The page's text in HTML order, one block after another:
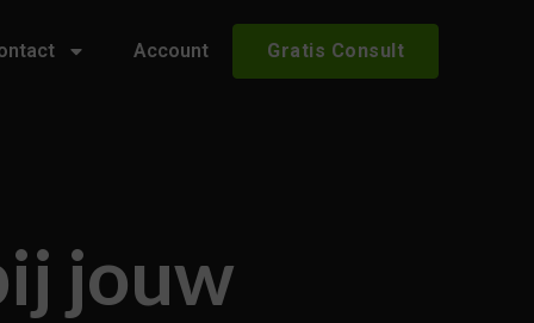
Account Gratis Consult
jouw